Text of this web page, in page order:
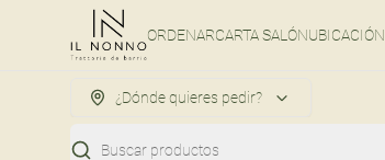
ORDENARCARTA SALÓNUBICACIÓN
¿Dónde quieres pedir?
Buscar productos